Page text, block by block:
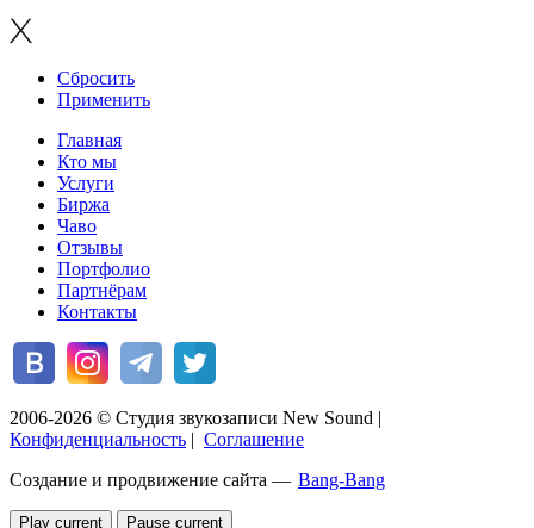
Сбросить
Применить
Главная
Кто мы
Услуги
Биржа
Чаво
Отзывы
Портфолио
Партнёрам
Контакты
2006-2026 © Студия звукозаписи New Sound
Конфиденциальность
Соглашение
Создание и продвижение сайта — Bang-Bang
Play current Pause current